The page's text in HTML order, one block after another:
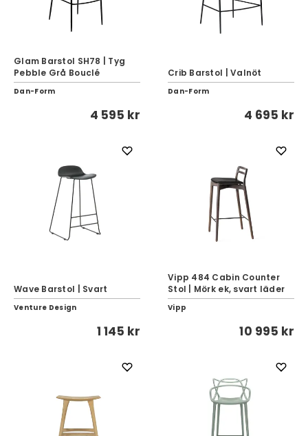
Glam Barstol SH78 | Tyg
Pebble Grå Bouclé
Dan-Form
4 595 kr
Crib Barstol | Valnöt
Dan-Form
4 695 kr
Wave Barstol | Svart
Venture Design
1 145 kr
Vipp 484 Cabin Counter
Stol | Mörk ek, svart läder
Vipp
10 995 kr